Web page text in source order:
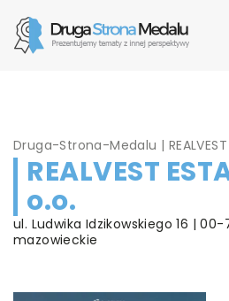
Druga-Strona-Medalu |
REALVEST
o.o.
ul. Ludwika Idzikowskiego 16 | 00-
mazowieckie